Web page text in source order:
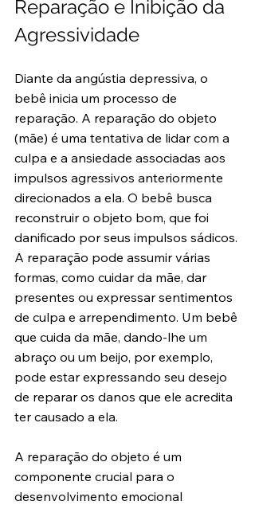
Reparação e Inibição da
Agressividade
Diante da angústia depressiva, o
bebê inicia um processo de
reparação. A reparação do objeto
(mãe) é uma tentativa de lidar com a
culpa e a ansiedade associadas aos
impulsos agressivos anteriormente
direcionados a ela. O bebê busca
reconstruir o objeto bom, que foi
danificado por seus impulsos sádicos.
A reparação pode assumir várias
formas, como cuidar da mãe, dar
presentes ou expressar sentimentos
de culpa e arrependimento. Um bebê
que cuida da mãe, dando-lhe um
abraço ou um beijo, por exemplo,
pode estar expressando seu desejo
de reparar os danos que ele acredita
ter causado a ela.
A reparação do objeto é um
componente crucial para o
desenvolvimento emocional